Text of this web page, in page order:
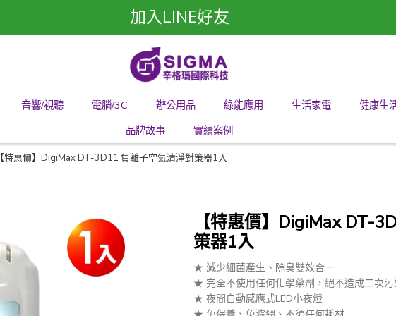
加入LINE好友
音響/視聽 電腦/3C 辦公用品 綠能應用 生活家電 健康生
品牌故事
實績案例
【特惠價】DigiMax DT-3D11 負離子空氣清淨對策器1入
【特惠價】DigiMax DT-
策器1入
★ 減少細菌產生、除臭雙效合一
★ 完全不使用任何化學藥劑，絕不造成二次污
★ 夜間自動感應式LED小夜燈